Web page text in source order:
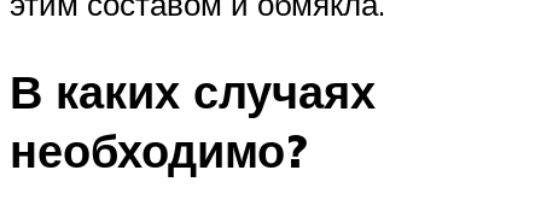
В каких случаях
необходимо?